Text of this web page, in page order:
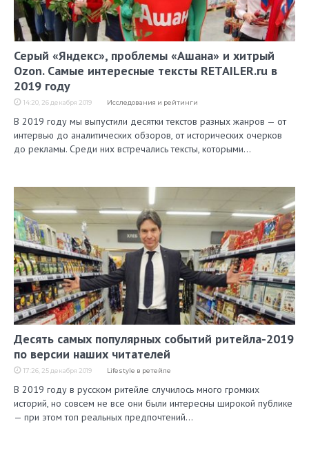
Серый «Яндекс», проблемы «Ашана» и хитрый
Ozon. Самые интересные тексты RETAILER.ru в
2019 году
14:20, 26 декабря 2019 Исследования и рейтинги
В 2019 году мы выпустили десятки текстов разных жанров — от
интервью до аналитических обзоров, от исторических очерков
до рекламы. Среди них встречались тексты, которыми…
Десять самых популярных событий ритейла-2019
по версии наших читателей
17:26, 25 декабря 2019 Lifestyle в ретейле
В 2019 году в русском ритейле случилось много громких
историй, но совсем не все они были интересны широкой публике
— при этом топ реальных предпочтений…